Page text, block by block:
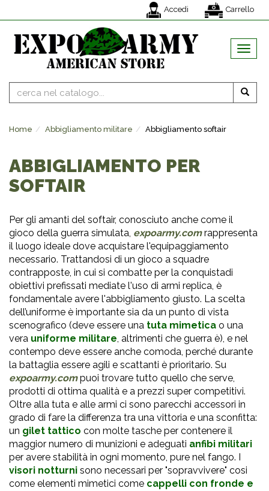
Accedi Carrello
MENU
Home Abbigliamento militare Abbigliamento softair
ABBIGLIAMENTO PER
SOFTAIR
Per gli amanti del softair, conosciuto anche come il
gioco della guerra simulata, expoarmy.comrappresenta
il luogo ideale dove acquistare l'equipaggiamento
necessario. Trattandosi di un gioco a squadre
contrapposte, in cui si combatte per la conquistadi
obiettivi prefissati mediate l'uso di armi replica, è
fondamentale avere l'abbigliamento giusto. La scelta
dell’uniforme è importante sia da un punto di vista
scenografico (deve essere una tuta mimetica o una
vera uniforme militare, altrimenti che guerra è), e nel
contempo deve essere anche comoda, perché durante
la battaglia essere agili e scattanti è prioritario. Su
expoarmy.compuoi trovare tutto quello che serve,
prodotti di ottima qualità e a prezzi super competitivi.
Oltre alla tuta e alle armi ci sono parecchi accessori in
grado di fare la differenza tra una vittoria e una sconfitta:
un gilet tattico con molte tasche per contenere il
maggior numero di munizioni e adeguati anfibi militari
per avere stabilità in ogni momento, pure nel fango. I
visori notturni sono necessari per "sopravvivere" cosi
come elementi mimetici come cappelli con fronde e